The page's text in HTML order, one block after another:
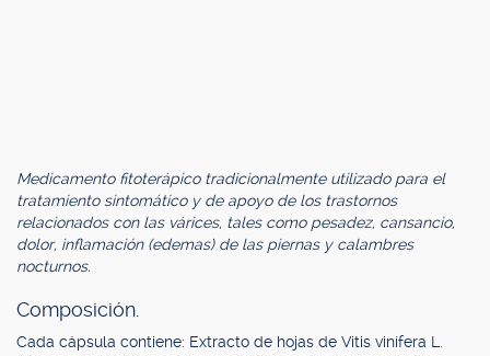
Medicamento fitoterápico tradicionalmente utilizado para el
tratamiento sintomático y de apoyo de los trastornos
relacionados con las várices, tales como pesadez, cansancio,
dolor, inflamación (edemas) de las piernas y calambres
nocturnos.
Composición.
Cada cápsula contiene: Extracto de hojas de Vitis vinífera L.